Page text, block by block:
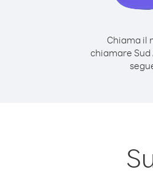
Chiama il
chiamare